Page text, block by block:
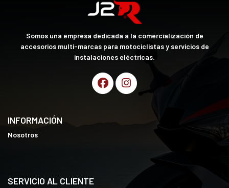
Somos una empresa dedicada a la comercialización de
accesorios multi-marcas para motociclistas y servicios de
instalaciones eléctricas.
INFORMACIÓN
Nosotros
SERVICIO AL CLIENTE